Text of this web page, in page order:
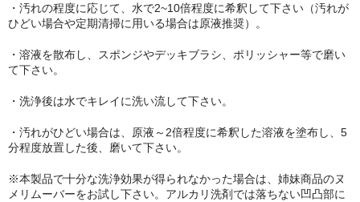
・汚れの程度に応じて、水で2~10倍程度に希釈して下さい（汚れが
ひどい場合や定期清掃に用いる場合は原液推奨）。
・溶液を散布し、スポンジやデッキブラシ、ポリッシャー等で磨い
て下さい。
・洗浄後は水でキレイに洗い流して下さい。
・汚れがひどい場合は、原液～2倍程度に希釈した溶液を塗布し、5
分程度放置した後、磨いて下さい。
※本製品で十分な洗浄効果が得られなかった場合は、姉妹商品のヌ
メリムーバーをお試し下さい。アルカリ洗剤では落ちない凹凸部に